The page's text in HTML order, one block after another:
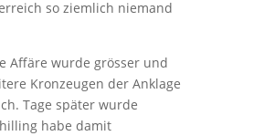
so ziemlich niemand
Affäre wurde grösser und
Kronzeugen der Anklage
Tage später wurde
habe damit